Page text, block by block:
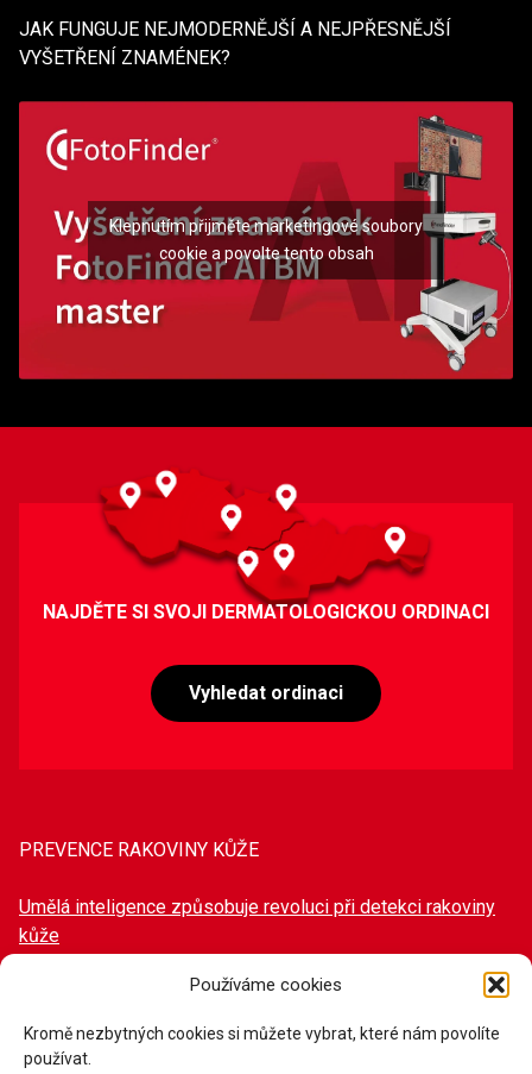
Používáme cookies
Kromě nezbytných cookies si můžete vybrat, které nám povolíte
používat.
PREVENCE RAKOVINY KŮŽE
Umělá inteligence způsobuje revoluci při detekci rakoviny
kůže
Mýty a fakta v ochraně proti slunci
Příběh paní Veroniky
NAJDĚTE SI SVOJI DERMATOLOGICKOU ORDINACI
Vyhledat ordinaci
JAK FUNGUJE NEJMODERNĚJŠÍ A NEJPŘESNĚJŠÍ
VYŠETŘENÍ ZNAMÉNEK?
Klepnutím přijměte marketingové soubory
cookie a povolte tento obsah